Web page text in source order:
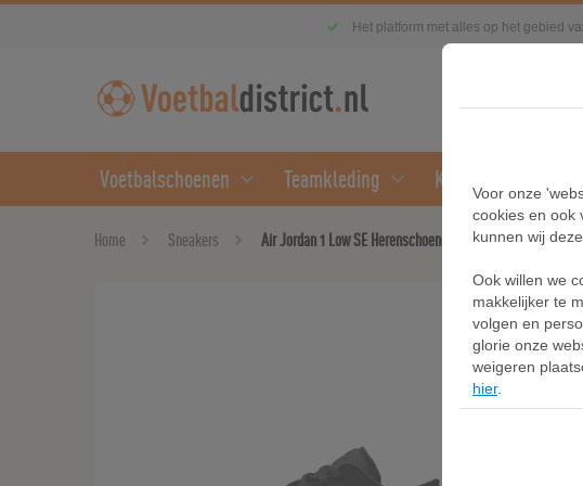
Het platform met alles op het gebied
Voetbalschoenen Teamkleding Kleding
Home Sneakers Air Jordan 1 Low SE Herenschoenen - Zwart
Air
Merk:
Voor onze
cookies en ook
kunnen wij
Ook willen we
makkelijker te
volgen en
glorie onze
weigeren
hier.